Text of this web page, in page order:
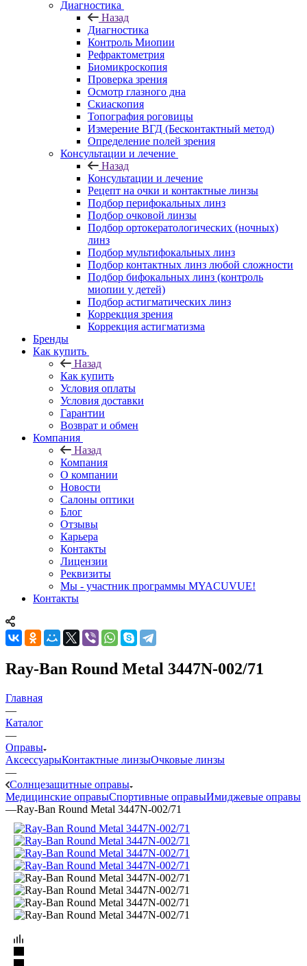
Диагностика
Назад
Диагностика
Контроль Миопии
Рефрактометрия
Биомикроскопия
Проверка зрения
Осмотр глазного дна
Скиаскопия
Топография роговицы
Измерение ВГД (Бесконтактный метод)
Определение полей зрения
Консультации и лечение
Назад
Консультации и лечение
Рецепт на очки и контактные линзы
Подбор перифокальных линз
Подбор очковой линзы
Подбор ортокератологических (ночных)
линз
Подбор мультифокальных линз
Подбор контактных линз любой сложности
Подбор бифокальных линз (контроль
миопии у детей)
Подбор астигматических линз
Коррекция зрения
Коррекция астигматизма
Бренды
Как купить
Назад
Как купить
Условия оплаты
Условия доставки
Гарантии
Возврат и обмен
Компания
Назад
Компания
О компании
Новости
Салоны оптики
Блог
Отзывы
Карьера
Контакты
Лицензии
Реквизиты
Мы - участник программы MYACUVUE!
Контакты
Ray-Ban Round Metal 3447N-002/71
Главная
—
Каталог
—
Оправы
АксессуарыКонтактные линзыОчковые линзы
—
Солнцезащитные оправы
Медицинские оправыСпортивные оправыИмиджевые оправы
—Ray-Ban Round Metal 3447N-002/71